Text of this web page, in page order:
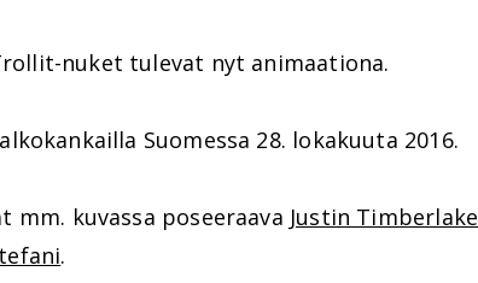
nuket tulevat nyt animaationa.
Suomessa 28. lokakuuta 2016.
kuvassa poseeraava Justin Timberlake
.